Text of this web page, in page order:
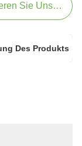
Sie Uns Jetzt
Des Produkts